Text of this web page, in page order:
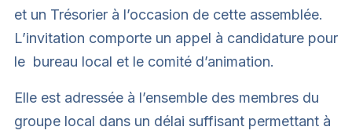
et un Trésorier à l’occasion de cette assemblée.
L’invitation comporte un appel à candidature pour
le bureau local et le comité d’animation.
Elle est adressée à l’ensemble des membres du
groupe local dans un délai suffisant permettant à